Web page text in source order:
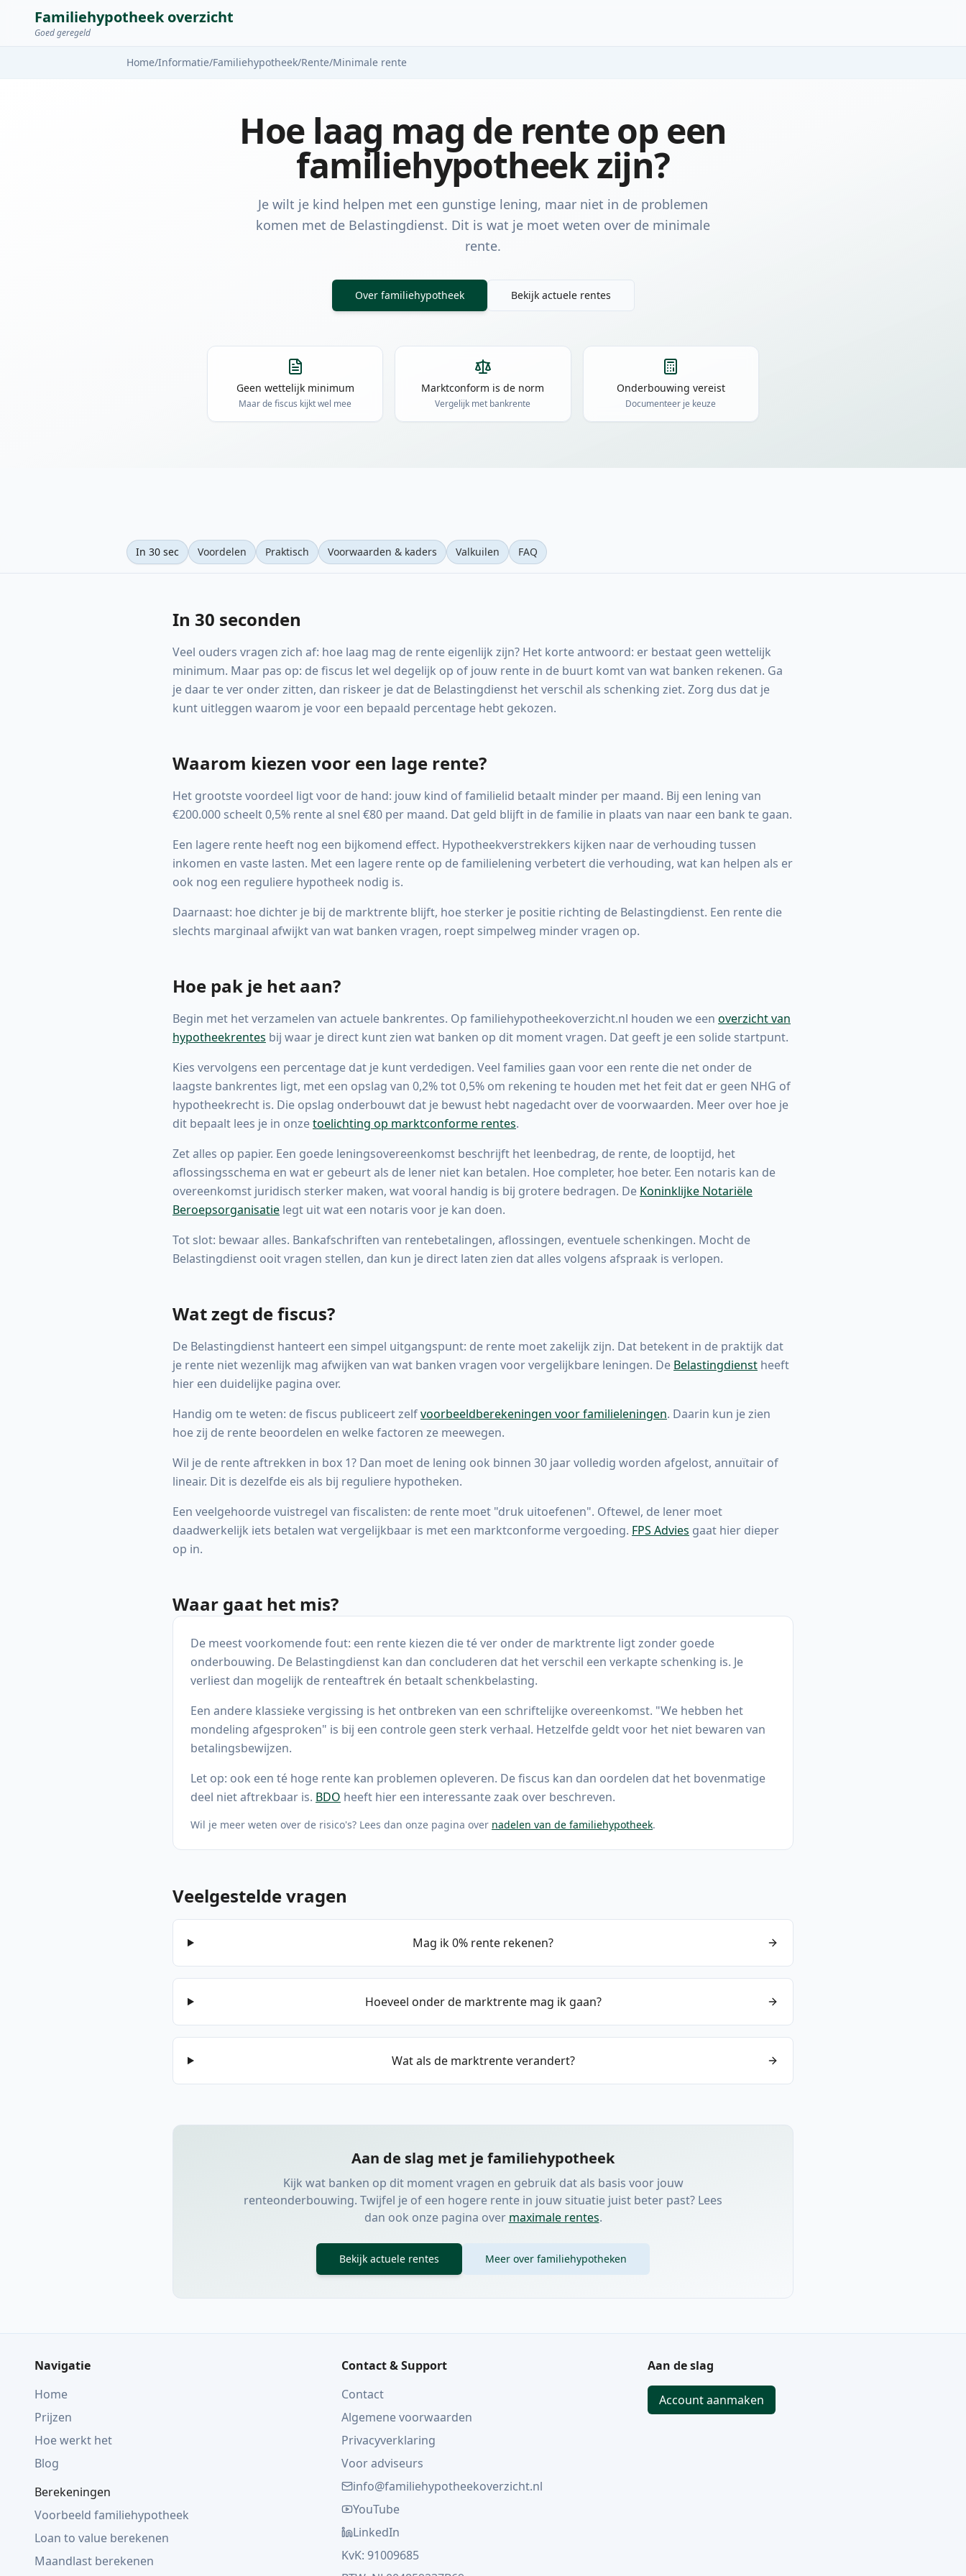
Familiehypotheek overzicht
Goed geregeld
Home/Informatie/Familiehypotheek/Rente/Minimale rente
Hoe laag mag de rente op een
familiehypotheek zijn?
Je wilt je kind helpen met een gunstige lening, maar niet in de problemen
komen met de Belastingdienst. Dit is wat je moet weten over de minimale
rente.
Over familiehypotheek Bekijk actuele rentes
Geen wettelijk minimum
Maar de fiscus kijkt wel mee
Marktconform is de norm
Vergelijk met bankrente
Onderbouwing vereist
Documenteer je keuze
In 30 sec Voordelen Praktisch Voorwaarden & kaders Valkuilen FAQ
In 30 seconden
Veel ouders vragen zich af: hoe laag mag de rente eigenlijk zijn? Het korte antwoord: er bestaat geen wettelijk
minimum. Maar pas op: de fiscus let wel degelijk op of jouw rente in de buurt komt van wat banken rekenen. Ga
je daar te ver onder zitten, dan riskeer je dat de Belastingdienst het verschil als schenking ziet. Zorg dus dat je
kunt uitleggen waarom je voor een bepaald percentage hebt gekozen.
Waarom kiezen voor een lage rente?
Het grootste voordeel ligt voor de hand: jouw kind of familielid betaalt minder per maand. Bij een lening van
€200.000 scheelt 0,5% rente al snel €80 per maand. Dat geld blijft in de familie in plaats van naar een bank te gaan.
Een lagere rente heeft nog een bijkomend effect. Hypotheekverstrekkers kijken naar de verhouding tussen
inkomen en vaste lasten. Met een lagere rente op de familielening verbetert die verhouding, wat kan helpen als er
ook nog een reguliere hypotheek nodig is.
Daarnaast: hoe dichter je bij de marktrente blijft, hoe sterker je positie richting de Belastingdienst. Een rente die
slechts marginaal afwijkt van wat banken vragen, roept simpelweg minder vragen op.
Hoe pak je het aan?
Begin met het verzamelen van actuele bankrentes. Op familiehypotheekoverzicht.nl houden we een overzicht van
hypotheekrentes bij waar je direct kunt zien wat banken op dit moment vragen. Dat geeft je een solide startpunt.
Kies vervolgens een percentage dat je kunt verdedigen. Veel families gaan voor een rente die net onder de
laagste bankrentes ligt, met een opslag van 0,2% tot 0,5% om rekening te houden met het feit dat er geen NHG of
hypotheekrecht is. Die opslag onderbouwt dat je bewust hebt nagedacht over de voorwaarden. Meer over hoe je
dit bepaalt lees je in onzetoelichting op marktconforme rentes.
Zet alles op papier. Een goede leningsovereenkomst beschrijft het leenbedrag, de rente, de looptijd, het
aflossingsschema en wat er gebeurt als de lener niet kan betalen. Hoe completer, hoe beter. Een notaris kan de
overeenkomst juridisch sterker maken, wat vooral handig is bij grotere bedragen. De Koninklijke Notariële
Beroepsorganisatie legt uit wat een notaris voor je kan doen.
Tot slot: bewaar alles. Bankafschriften van rentebetalingen, aflossingen, eventuele schenkingen. Mocht de
Belastingdienst ooit vragen stellen, dan kun je direct laten zien dat alles volgens afspraak is verlopen.
Wat zegt de fiscus?
De Belastingdienst hanteert een simpel uitgangspunt: de rente moet zakelijk zijn. Dat betekent in de praktijk dat
je rente niet wezenlijk mag afwijken van wat banken vragen voor vergelijkbare leningen. De Belastingdienst heeft
hier een duidelijke pagina over.
Handig om te weten: de fiscus publiceert zelfvoorbeeldberekeningen voor familieleningen. Daarin kun je zien
hoe zij de rente beoordelen en welke factoren ze meewegen.
Wil je de rente aftrekken in box 1? Dan moet de lening ook binnen 30 jaar volledig worden afgelost, annuïtair of
lineair. Dit is dezelfde eis als bij reguliere hypotheken.
Een veelgehoorde vuistregel van fiscalisten: de rente moet "druk uitoefenen". Oftewel, de lener moet
daadwerkelijk iets betalen wat vergelijkbaar is met een marktconforme vergoeding. FPS Advies gaat hier dieper
op in.
Waar gaat het mis?
De meest voorkomende fout: een rente kiezen die té ver onder de marktrente ligt zonder goede
onderbouwing. De Belastingdienst kan dan concluderen dat het verschil een verkapte schenking is. Je
verliest dan mogelijk de renteaftrek én betaalt schenkbelasting.
Een andere klassieke vergissing is het ontbreken van een schriftelijke overeenkomst. "We hebben het
mondeling afgesproken" is bij een controle geen sterk verhaal. Hetzelfde geldt voor het niet bewaren van
betalingsbewijzen.
Let op: ook een té hoge rente kan problemen opleveren. De fiscus kan dan oordelen dat het bovenmatige
deel niet aftrekbaar is. BDO heeft hier een interessante zaak over beschreven.
Wil je meer weten over de risico's? Lees dan onze pagina over nadelen van de familiehypotheek.
Veelgestelde vragen
Mag ik 0% rente rekenen?
Hoeveel onder de marktrente mag ik gaan?
Wat als de marktrente verandert?
Aan de slag met je familiehypotheek
Kijk wat banken op dit moment vragen en gebruik dat als basis voor jouw
renteonderbouwing. Twijfel je of een hogere rente in jouw situatie juist beter past? Lees
dan ook onze pagina over maximale rentes.
Bekijk actuele rentes Meer over familiehypotheken
Navigatie
Home
Prijzen
Hoe werkt het
Blog
Berekeningen
Voorbeeld familiehypotheek
Loan to value berekenen
Maandlast berekenen
Contact & Support
Contact
Algemene voorwaarden
Privacyverklaring
Voor adviseurs
info@familiehypotheekoverzicht.nl
YouTube
LinkedIn
KvK: 91009685
Aan de slag
Account aanmaken